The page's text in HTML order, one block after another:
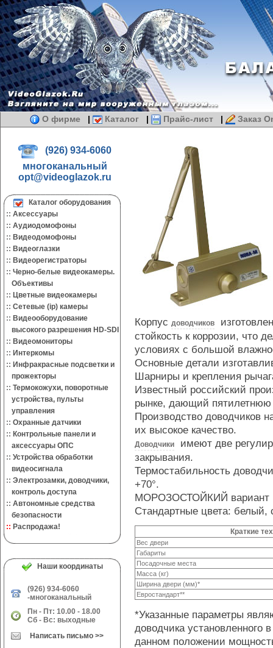
О фирме | Каталог | Прайс-лист | Заказ
(926) 934-6060
многоканальный
opt@videoglazok.ru
Каталог оборудования
:: Аксессуары
:: Аудиодомофоны
:: Видеодомофоны
:: Видеоглазки
:: Видеорегистраторы
:: Черно-белые видеокамеры.
Объективы
:: Цветные видеокамеры
:: Сетевые (ip) камеры
:: Видеооборудование
высокого разрешения HD-SDI
:: Видеомониторы
:: Интеркомы
:: Инфракрасные подсветки и
прожекторы
:: Термокожухи, поворотные
устройства, пульты
управления
:: Охранные датчики
:: Контрольные панели и
аксессуары ОПС
:: Устройства обработки
видеосигнала
:: Электрозамки, доводчики,
контроль доступа
:: Автономные средства
безопасности
:: Распродажа!
Наши координаты
(926) 934-6060
-многоканальный
Пн - Пт: 10.00 - 18.00
Сб - Вс: выходные
Написать письмо >>
Корпус доводчиков
стойкость к коррозии, что
условиях с большой
Основные детали
Шарниры и крепления
Известный российский
рынке, дающий
Производство доводчиков
их высокое качество.
Доводчики
имеют две
закрывания.
Термостабильность
+70°.
МОРОЗОСТОЙКИЙ вариант
Стандартные цвета: белый,
Краткие
Вес двери
Габариты
Посадочные места
Масса (кг)
Ширина двери (мм)*
Евростандарт**
*Указанные параметры
доводчика установленного
данном положении